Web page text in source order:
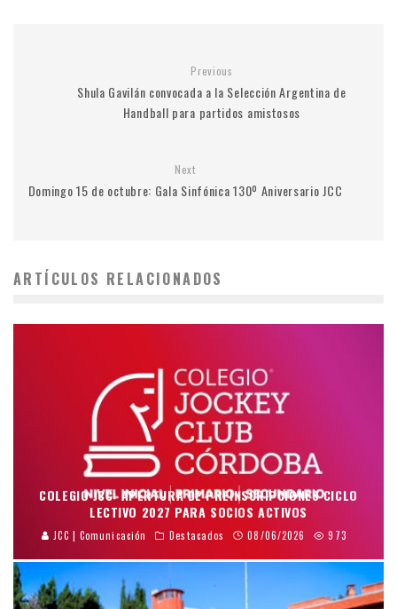
Previous
Shula Gavilán convocada a la Selección Argentina de
Handball para partidos amistosos
Next
Domingo 15 de octubre: Gala Sinfónica 130º Aniversario JCC
ARTÍCULOS RELACIONADOS
COLEGIO JCC: APERTURA DE PREINSCRIPCIONES CICLO
LECTIVO 2027 PARA SOCIOS ACTIVOS
JCC | Comunicación Destacados 08/06/2026 973